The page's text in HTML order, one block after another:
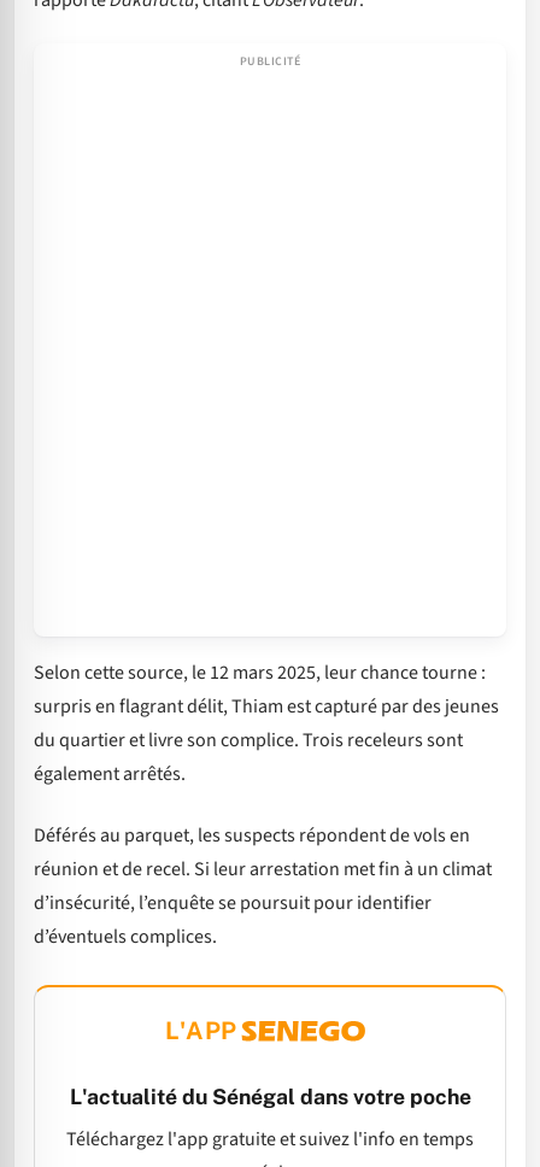
Selon cette source, le 12 mars 2025, leur chance tourne :
surpris en flagrant délit, Thiam est capturé par des jeunes
du quartier et livre son complice. Trois receleurs sont
également arrêtés.
Déférés au parquet, les suspects répondent de vols en
réunion et de recel. Si leur arrestation met fin à un climat
d’insécurité, l’enquête se poursuit pour identifier
d’éventuels complices.
L'APP
L'actualité du Sénégal dans votre poche
Téléchargez l'app gratuite et suivez l'info en temps